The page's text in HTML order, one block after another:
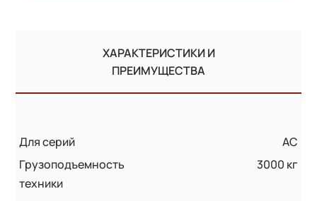
ХАРАКТЕРИСТИКИ И
ПРЕИМУЩЕСТВА
Для серий
AC
Грузоподъемность
техники
3000 кг